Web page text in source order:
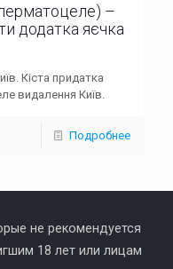
–
додатка яєчка
Кіста придатка
видалення Київ.
Подробнее
не рекомендуется
18 лет или лицам